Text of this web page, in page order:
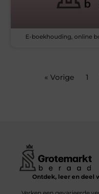
E-boekhouding, online
« Vorige 1
Ontdek, leer en deel